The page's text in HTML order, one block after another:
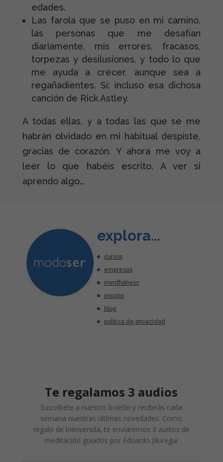
edades.
Las farola que se puso en mi camino,
las personas que me desafían
diariamente, mis errores, fracasos,
torpezas y desilusiones, y todo lo que
me ayuda a crecer, aunque sea a
regañadientes. Sí: incluso esa dichosa
canción de Rick Astley.
A todas ellas, y a todas las que se me
habrán olvidado en mi habitual despiste,
gracias de corazón. Y ahora me voy a
leer lo que habéis escrito. A ver si
aprendo algo…
explora…
cursos
empresas
mindfulness
equipo
blog
política de privacidad
Te regalamos 3 audios
Suscríbete a nuestro boletín y recibirás cada
semana nuestras últimas novedades. Como
regalo de bienvenida, te enviaremos 3 audios de
meditación guiados por Eduardo Jáuregui